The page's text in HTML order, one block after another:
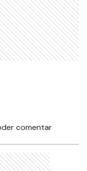
comentar